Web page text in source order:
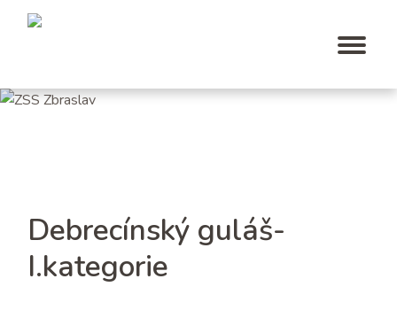
Debrecínský guláš-
I.kategorie